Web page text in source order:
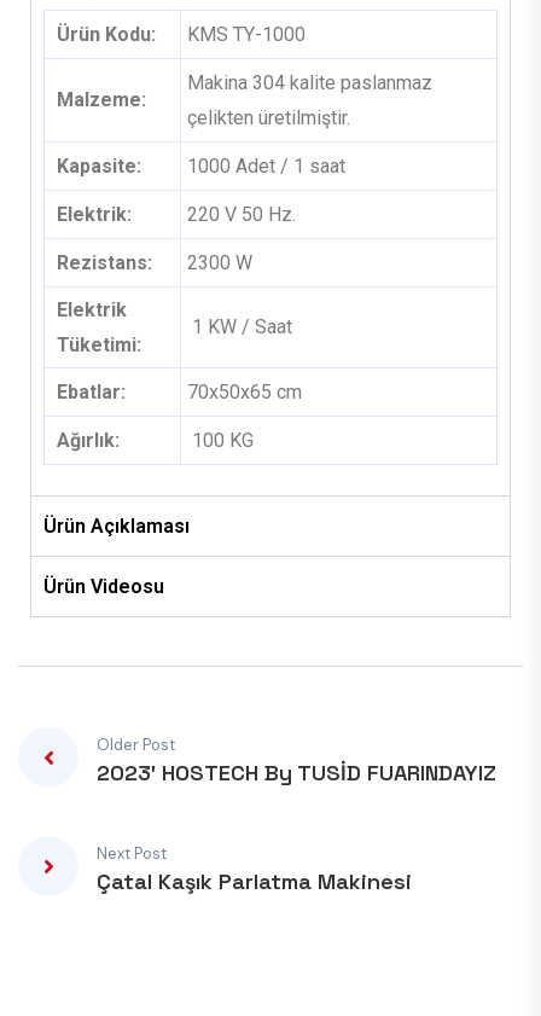
Ürün Kodu: KMS TY-1000
Malzeme:
Makina 304 kalite paslanmaz
çelikten üretilmiştir.
Kapasite: 1000 Adet / 1 saat
Elektrik: 220 V 50 Hz.
Rezistans: 2300 W
Elektrik
Tüketimi:
1 KW / Saat
Ebatlar: 70x50x65 cm
Ağırlık: 100 KG
Ürün Açıklaması
Ürün Videosu
Older Post
2023′ HOSTECH By TUSİD FUARINDAYIZ
Next Post
Çatal Kaşık Parlatma Makinesi